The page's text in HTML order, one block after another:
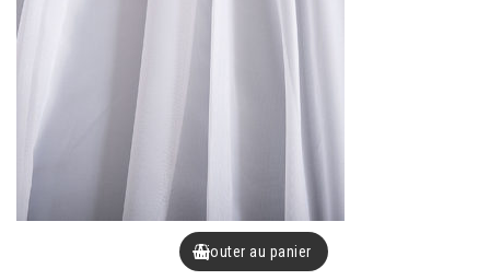
Ajouter au panier